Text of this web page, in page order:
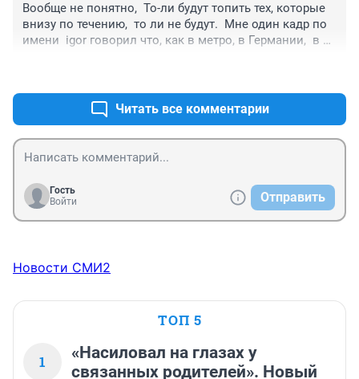
Вообще не понятно,  То-ли будут топить тех, которые
внизу по течению,  то ли не будут.  Мне один кадр по
имени  igor говорил что, как в метро, в Германии,  в
Читать все комментарии
Гость
Войти
Отправить
Новости СМИ2
ТОП 5
1
«Насиловал на глазах у
связанных родителей». Новый